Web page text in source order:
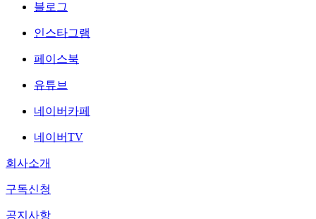
블로그
인스타그램
페이스북
유튜브
네이버카페
네이버TV
회사소개
구독신청
공지사항